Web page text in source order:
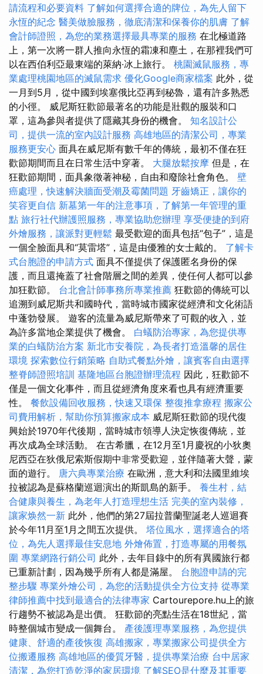
請流程和必要資料 了解如何選擇合適的牌位，為先人留下
永恆的紀念 醫美做臉服務，徹底清潔和保養你的肌膚 了解
會計師證照，為您的業務選擇最具專業的服務 在北極道路
上，第一次將一群人推向永恆的霜凍和塵土，在那裡我們可
以在西伯利亞最東端的萊納·冰上旅行。 桃園滅鼠服務，專
業處理桃園地區的滅鼠需求 優化Google商家檔案 此外，從
一月到5月，從中國到埃塞俄比亞再到秘魯，還有許多熟悉
的小徑。 威尼斯狂歡節最著名的功能是壯觀的服裝和口
罩，這為參與者提供了隱藏其身份的機會。 知名設計公
司，提供一流的室內設計服務 高雄地區的清潔公司，專業
服務更安心 面具在威尼斯有數千年的傳統，最初不僅在狂
歡節期間而且在日常生活中穿著。 大腿放鬆按摩 但是，在
狂歡節期間，面具象徵著神秘，自由和廢除社會角色。 壁
癌處理，快速解決牆面受潮及霉菌問題 牙齒矯正，讓你的
笑容更自信 新墓第一年的注意事項，了解第一年管理的重
點 旅行社代辦護照服務，專業協助您辦理 享受便捷的到府
外燴服務，讓派對更輕鬆 最受歡迎的面具包括“包子”，這是
一個全臉面具和“莫雷塔”，這是由優雅的女士戴的。 了解卡
式台胞證的申請方式 面具不僅提供了保護匿名身份的保
護，而且還掩蓋了社會階層之間的差異，使任何人都可以參
加狂歡節。 台北會計師事務所專業推薦 狂歡節的傳統可以
追溯到威尼斯共和國時代，當時城市國家從經濟和文化術語
中蓬勃發展。 遊客的流量為威尼斯帶來了可觀的收入，並
為許多當地企業提供了機會。 白蟻防治專家，為您提供專
業的白蟻防治方案 新北市安養院，為長者打造溫馨的居住
環境 探索數位行銷策略 自助式餐點外燴，讓賓客自由選擇
整脊師證照培訓 基隆地區台胞證辦理流程 因此，狂歡節不
僅是一個文化事件，而且從經濟角度來看也具有經濟重要
性。 餐飲設備回收服務，快速又環保 整復推拿療程 搬家公
司費用解析，幫助你預算搬家成本 威尼斯狂歡節的現代復
興始於1970年代後期，當時城市領導人決定恢復傳統，並
再次成為全球活動。 在古希臘，在12月至1月慶祝的小狄奧
尼西亞在狄俄尼索斯假期中非常受歡迎，並伴隨著大聲，蒙
面的遊行。 唐六典專業治療 在歐洲，意大利和法國里維埃
拉被認為是蘇格蘭巡迴演出的斯凱島的新手。 養生村，結
合健康與養生，為老年人打造理想生活 完美的室內裝修，
讓家焕然一新 此外，他們的第27屆拉普蘭聖誕老人巡迴賽
於今年11月至1月之間五次提供。 塔位風水，選擇適合的塔
位，為先人選擇最佳安息地 外燴佈置，打造專屬的用餐氛
圍 專業網路行銷公司 此外，去年目錄中的所有異國旅行都
已重新計劃，因為幾乎所有人都是滿屋。 台胞證申請的完
整步驟 專業外燴公司，為您的活動提供全方位支持 從專業
律師推薦中找到最適合的法律專家 Cartourepore.hu上的旅
行趨勢不被認為是出價。 狂歡節的亮點生活在18世紀，當
時整個城市變成一個舞台。 產後護理專業服務，為您提供
健康、舒適的產後恢復 高雄搬家，專業搬家公司提供全方
位搬遷服務 高雄地區的優質牙醫，提供專業治療 台中居家
清潔，為您打造乾淨的家居環境 了解SEO是什麼及其重要